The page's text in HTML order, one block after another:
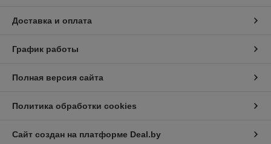
Доставка и оплата
График работы
Полная версия сайта
Политика обработки cookies
Сайт создан на платформе Deal.by